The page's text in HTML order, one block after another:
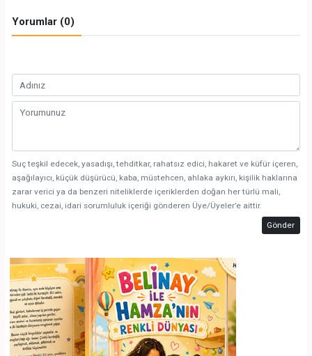
Yorumlar (0)
Suç teşkil edecek, yasadışı, tehditkar, rahatsız edici, hakaret ve küfür içeren,
aşağılayıcı, küçük düşürücü, kaba, müstehcen, ahlaka aykırı, kişilik haklarına
zarar verici ya da benzeri niteliklerde içeriklerden doğan her türlü mali,
hukuki, cezai, idari sorumluluk içeriği gönderen Üye/Üyeler’e aittir.
Gönder